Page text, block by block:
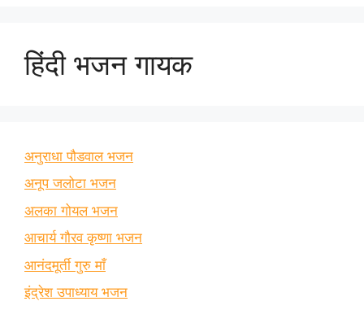
हिंदी भजन गायक
अनुराधा पौडवाल भजन
अनूप जलोटा भजन
अलका गोयल भजन
आचार्य गौरव कृष्णा भजन
आनंदमूर्ती गुरु माँ
इंद्रेश उपाध्याय भजन